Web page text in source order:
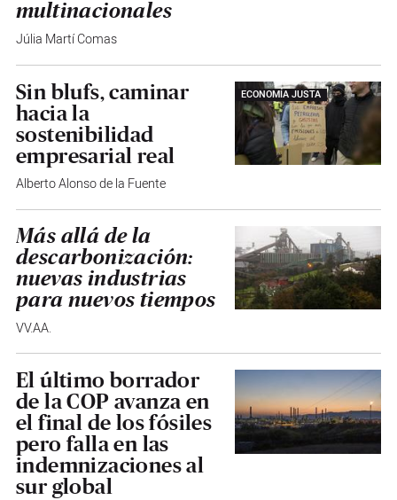
multinacionales
Júlia Martí Comas
ECONOMÍA JUSTA
Sin blufs, caminar
hacia la
sostenibilidad
empresarial real
Alberto Alonso de la Fuente
Más allá de la
descarbonización:
nuevas industrias
para nuevos tiempos
VV.AA.
El último borrador
de la COP avanza en
el final de los fósiles
pero falla en las
indemnizaciones al
sur global